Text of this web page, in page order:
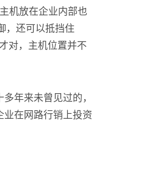
机放在企业内部也
，还可以抵挡住
对，主机位置并不
年来未曾见过的，
业在网路行销上投资